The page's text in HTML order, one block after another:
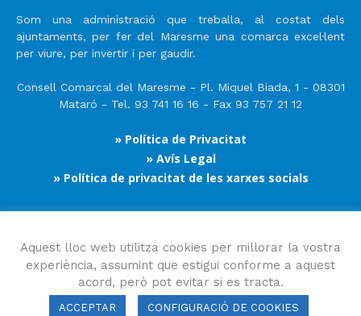
Som una administració que treballa, al costat dels
ajuntaments, per fer del Maresme una comarca excel·lent
per viure, per invertir i per gaudir.
Consell Comarcal del Maresme - Pl. Miquel Biada, 1 - 08301
Mataró - Tel. 93 741 16 16 - Fax 93 757 21 12
» Política de Privacitat
» Avís Legal
» Política de privacitat de les xarxes socials
Segueix-nos
Aquest lloc web utilitza cookies per millorar la vostra
experiència, assumint que estigui conforme a aquest
acord, però pot evitar si es tracta.
ACCEPTAR CONFIGURACIÓ DE COOKIES